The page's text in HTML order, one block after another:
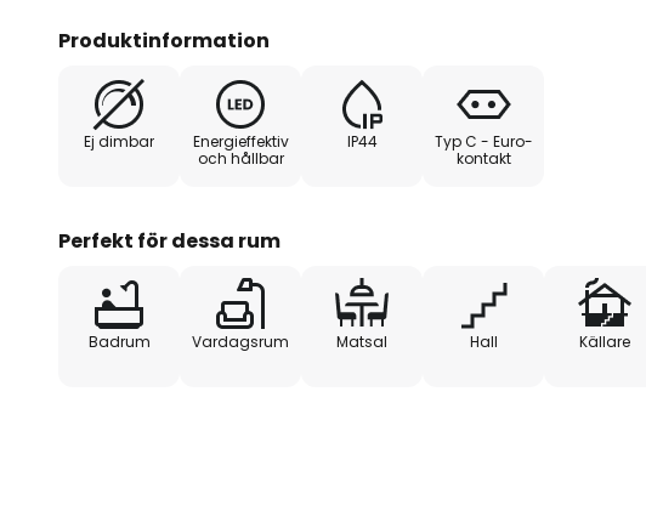
monteras i arbetsrummet eller användas i
belysning. Tack vare kapslingsklass IP44 är
vattenstänk och kan därför utan problem
fuktiga rum. De effektiva LED-lamporna är
särskilt bra i vardagsrum eller badrum,
Produktinformation
Ej dimbar
Energieffektiv
och hållbar
IP44
Typ C - Euro-
kontakt
Perfekt för dessa rum
Badrum Vardagsrum Matsal Hall Källare